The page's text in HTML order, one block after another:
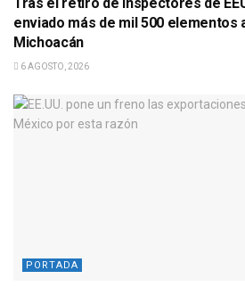
enviado más de mil 500 elementos
Michoacán
6 AGOSTO, 2026
PORTADA